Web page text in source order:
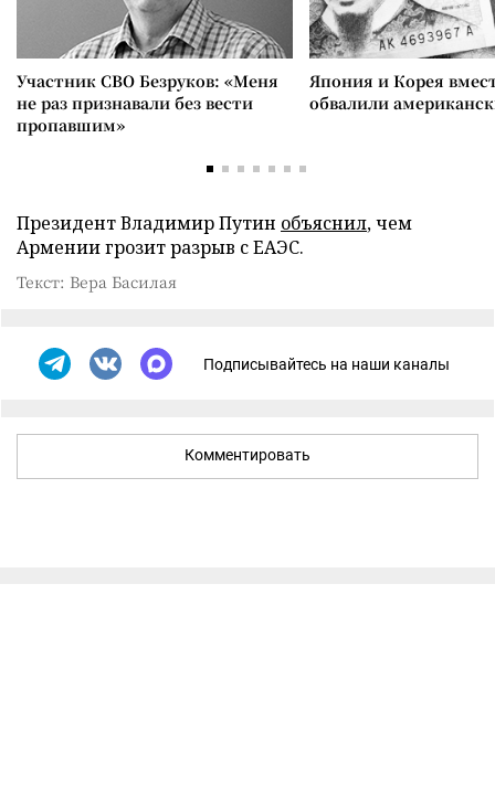
Участник СВО Безруков: «Меня
не раз признавали без вести
пропавшим»
Япония и Корея
обвалили
Президент Владимир Путин объяснил, чем
Армении грозит разрыв с ЕАЭС.
Текст: Вера Басилая
Подписывайтесь на наши каналы
Комментировать